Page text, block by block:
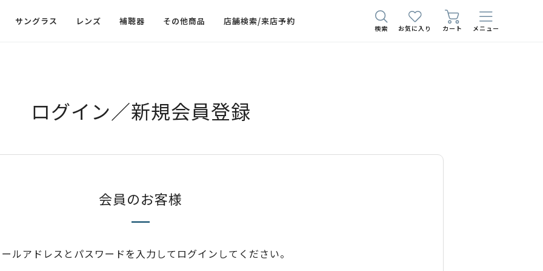
サングラス レンズ 補聴器 その他商品 店舗検索/来店予約
検索 お気に入り カート メニュー
ログイン／新規会員登録
会員のお客様
ルアドレスとパスワードを入力してログインしてください。